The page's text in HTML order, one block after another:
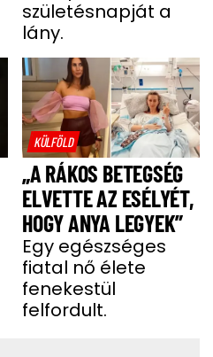
születésnapját a
lány.
KÜLFÖLD
„A RÁKOS BETEGSÉG
ELVETTE AZ ESÉLYÉT,
HOGY ANYA LEGYEK”
Egy egészséges
fiatal nő élete
fenekestül
felfordult.